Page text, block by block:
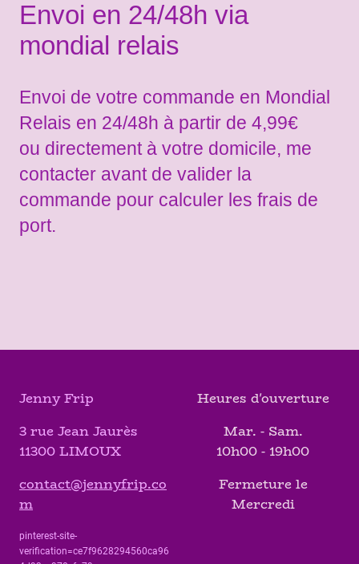
Envoi en 24/48h via
mondial relais
Envoi de votre commande en Mondial
Relais en 24/48h à partir de 4,99€
ou directement à votre domicile, me
contacter avant de valider la
commande pour calculer les frais de
port.
Jenny Frip
3 rue Jean Jaurès
11300 LIMOUX
contact@jennyfrip.co
m
pinterest-site-
verification=ce7f9628294560ca96
Heures d'ouverture
Mar. - Sam.
10h00 - 19h00
Fermeture le
Mercredi